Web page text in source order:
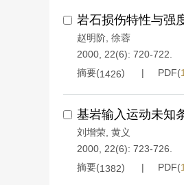
岩石损伤特性与强
赵明阶 徐蓉
2000, 22(6): 720-722.
摘要(1426) PDF(
基岩输入运动未知
刘增荣 黄义
2000, 22(6): 723-726.
摘要(1382) PDF(